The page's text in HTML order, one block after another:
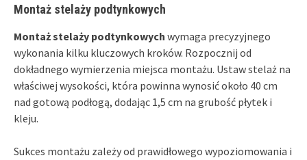
Montaż stelaży podtynkowych
Montaż stelaży podtynkowych wymaga precyzyjnego
wykonania kilku kluczowych kroków. Rozpocznij od
dokładnego wymierzenia miejsca montażu. Ustaw stelaż na
właściwej wysokości, która powinna wynosić około 40 cm
nad gotową podłogą, dodając 1,5 cm na grubość płytek i
kleju.
Sukces montażu zależy od prawidłowego wypoziomowania i